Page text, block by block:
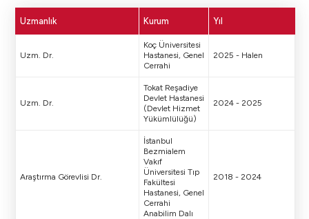
Uzmanlık Kurum Yıl
Uzm. Dr.
Koç Üniversitesi
Hastanesi, Genel
Cerrahi
2025 - Halen
Uzm. Dr.
Tokat Reşadiye
Devlet Hastanesi
(Devlet Hizmet
Yükümlülüğü)
2024 - 2025
Araştırma Görevlisi Dr.
İstanbul
Bezmialem
Vakıf
Üniversitesi Tıp
Fakültesi
Hastanesi, Genel
Cerrahi
Anabilim Dalı
2018 - 2024